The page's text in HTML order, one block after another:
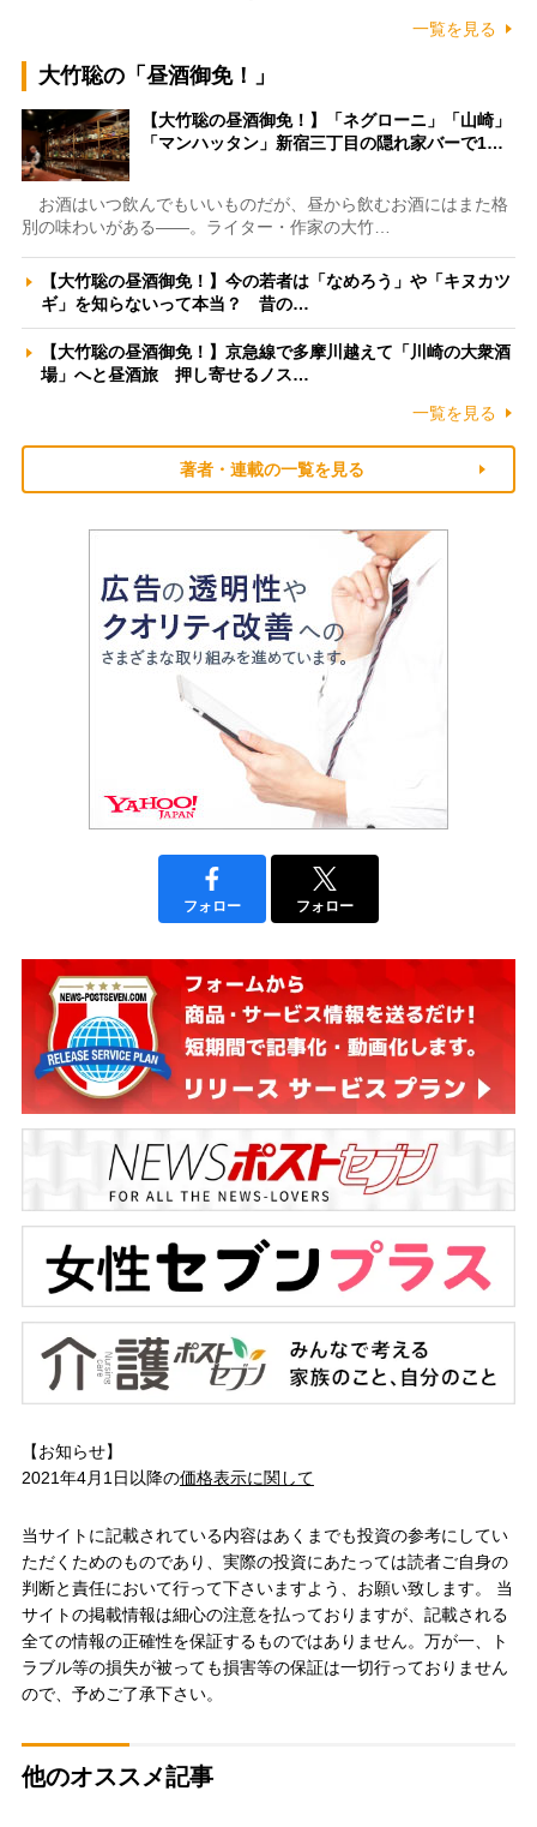
一覧を見る
大竹聡の「昼酒御免！」
【大竹聡の昼酒御免！】「ネグローニ」「山崎」
「マンハッタン」新宿三丁目の隠れ家バーで1…
お酒はいつ飲んでもいいものだが、昼から飲むお酒にはまた格
別の味わいがある――。ライター・作家の大竹…
【大竹聡の昼酒御免！】今の若者は「なめろう」や「キヌカツ
ギ」を知らないって本当？ 昔の…
【大竹聡の昼酒御免！】京急線で多摩川越えて「川崎の大衆酒
場」へと昼酒旅 押し寄せるノス…
一覧を見る
著者・連載の一覧を見る
フォロー フォロー
【お知らせ】
2021年4月1日以降の価格表示に関して
当サイトに記載されている内容はあくまでも投資の参考にしてい
ただくためのものであり、実際の投資にあたっては読者ご自身の
判断と責任において行って下さいますよう、お願い致します。 当
サイトの掲載情報は細心の注意を払っておりますが、記載される
全ての情報の正確性を保証するものではありません。万が一、ト
ラブル等の損失が被っても損害等の保証は一切行っておりません
ので、予めご了承下さい。
他のオススメ記事